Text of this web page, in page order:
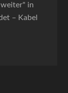
in
– Kabel